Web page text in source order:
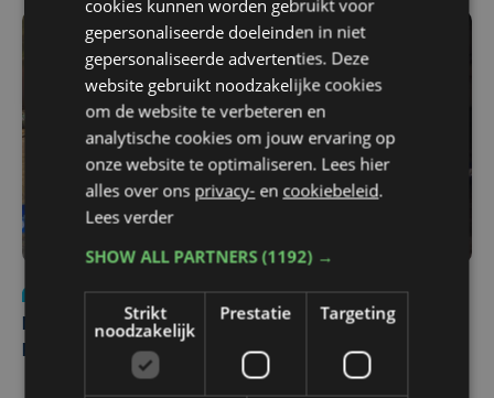
Nieuws
di 4 augustus | 09:32
Man en vrouw dood aangetroffen in woning in Sint-
Pieters Brugge
cookies kunnen worden gebruikt voor
gepersonaliseerde doeleinden in niet
gepersonaliseerde advertenties. Deze
website gebruikt noodzakelijke cookies
om de website te verbeteren en
analytische cookies om jouw ervaring op
onze website te optimaliseren. Lees hier
alles over ons privacy- en cookiebeleid.
Lees verder
SHOW ALL PARTNERS(1192) →
Strikt
noodzakelijk
Prestatie Targeting